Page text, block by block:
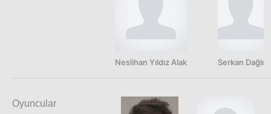
Neslihan Yıldız Alak Serkan Dağlı
Oyuncular